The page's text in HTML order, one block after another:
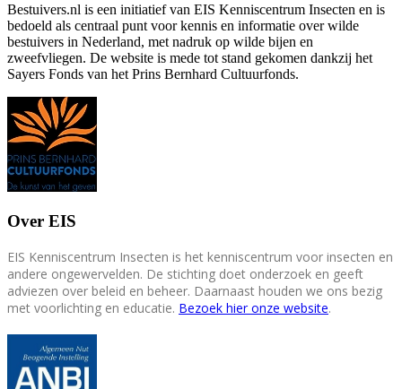
Bestuivers.nl is een initiatief van EIS Kenniscentrum Insecten en is
bedoeld als centraal punt voor kennis en informatie over wilde
bestuivers in Nederland, met nadruk op wilde bijen en
zweefvliegen. De website is mede tot stand gekomen dankzij het
Sayers Fonds van het Prins Bernhard Cultuurfonds.
Over EIS
EIS Kenniscentrum Insecten is het kenniscentrum voor insecten en
andere ongewervelden. De stichting doet onderzoek en geeft
adviezen over beleid en beheer. Daarnaast houden we ons bezig
met voorlichting en educatie. Bezoek hier onze website.